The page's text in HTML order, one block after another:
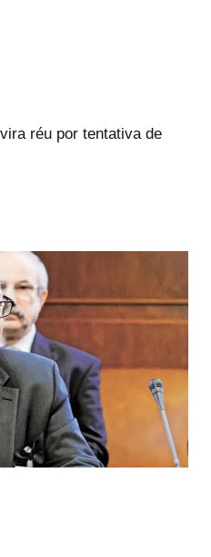
réu por tentativa de